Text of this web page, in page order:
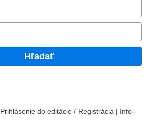
Hľadať
Prihlásenie do editácie / Registrácia | Info-